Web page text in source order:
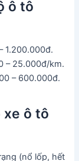
ô tô
1.200.000đ.
– 25.000đ/km.
– 600.000đ.
xe ô tô
(nổ lốp, hết